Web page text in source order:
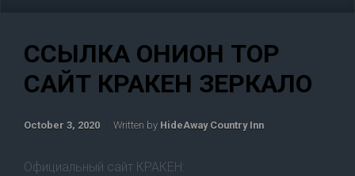
ССЫЛКА ОНИОН ТОР
САЙТ КРАКЕН ЗЕРКАЛО
October 3, 2020 Written by HideAway Country Inn
Официальный сайт КРАКЕН: